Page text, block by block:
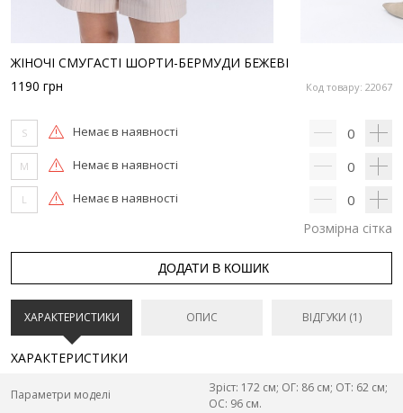
ЖІНОЧІ СМУГАСТІ ШОРТИ-БЕРМУДИ БЕЖЕВІ
Код товару: 22067
1190 грн
S Немає в наявності 0
M Немає в наявності 0
L Немає в наявності 0
Розмірна сітка
ДОДАТИ В КОШИК
ХАРАКТЕРИСТИКИ ОПИС ВІДГУКИ (1)
ХАРАКТЕРИСТИКИ
Параметри моделі
Зріст: 172 см; ОГ: 86 см; ОТ: 62 см;
ОС: 96 см.